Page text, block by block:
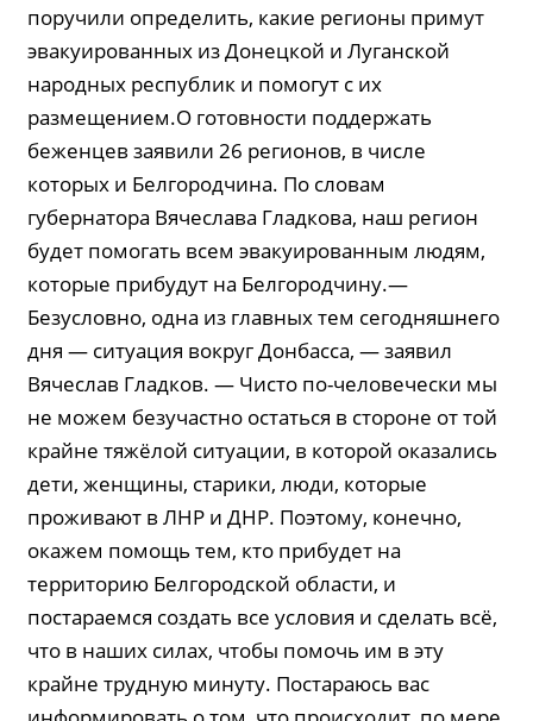
поручили определить, какие регионы примут
эвакуированных из Донецкой и Луганской
народных республик и помогут с их
размещением.О готовности поддержать
беженцев заявили 26 регионов, в числе
которых и Белгородчина. По словам
губернатора Вячеслава Гладкова, наш регион
будет помогать всем эвакуированным людям,
которые прибудут на Белгородчину.—
Безусловно, одна из главных тем сегодняшнего
дня — ситуация вокруг Донбасса, — заявил
Вячеслав Гладков. — Чисто по-человечески мы
не можем безучастно остаться в стороне от той
крайне тяжёлой ситуации, в которой оказались
дети, женщины, старики, люди, которые
проживают в ЛНР и ДНР. Поэтому, конечно,
окажем помощь тем, кто прибудет на
территорию Белгородской области, и
постараемся создать все условия и сделать всё,
что в наших силах, чтобы помочь им в эту
крайне трудную минуту. Постараюсь вас